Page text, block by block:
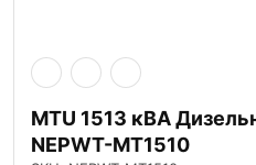
MTU 1513 кВА
NEPWT-MT1510